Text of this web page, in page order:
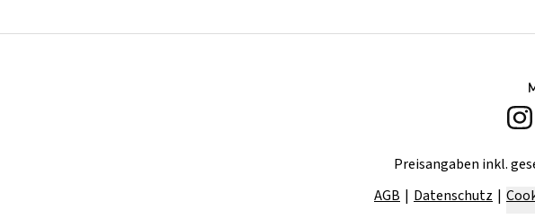
Preisangaben inkl.
AGB
Datenschutz